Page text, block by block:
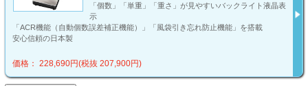
「個数」「単重」「重さ」が見やすいバックライト液晶表
示
「ACR機能（自動個数誤差補正機能）」「風袋引き忘れ防止機能」を搭載
安心信頼の日本製
価格： 228,690円(税抜 207,900円)